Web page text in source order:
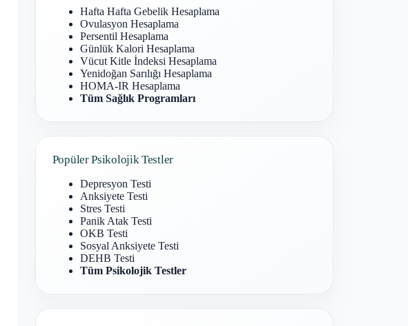
Hafta Hafta Gebelik Hesaplama
Ovulasyon Hesaplama
Persentil Hesaplama
Günlük Kalori Hesaplama
Vücut Kitle İndeksi Hesaplama
Yenidoğan Sarılığı Hesaplama
HOMA-IR Hesaplama
Tüm Sağlık Programları
Popüler Psikolojik Testler
Depresyon Testi
Anksiyete Testi
Stres Testi
Panik Atak Testi
OKB Testi
Sosyal Anksiyete Testi
DEHB Testi
Tüm Psikolojik Testler